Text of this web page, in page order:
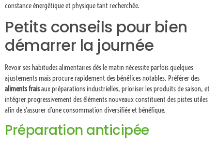
constance énergétique et physique tant recherchée.
Petits conseils pour bien
démarrer la journée
Revoir ses habitudes alimentaires dès le matin nécessite parfois quelques
ajustements mais procure rapidement des bénéfices notables. Préférer des
aliments fraisaux préparations industrielles, prioriser les produits de saison, et
intégrer progressivement des éléments nouveaux constituent des pistes utiles
afin de s’assurer d’une consommation diversifiée et bénéfique.
Préparation anticipée